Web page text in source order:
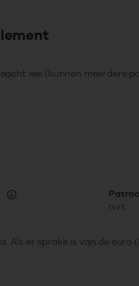
wie (kunnen meerdere
n.v.t.
Als er sprake is van de